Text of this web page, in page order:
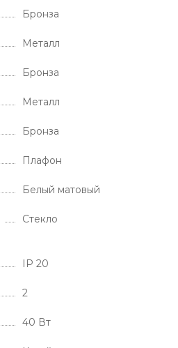
Бронза
Металл
Бронза
Металл
Бронза
Плафон
Белый матовый
Стекло
IP 20
2
40 Вт